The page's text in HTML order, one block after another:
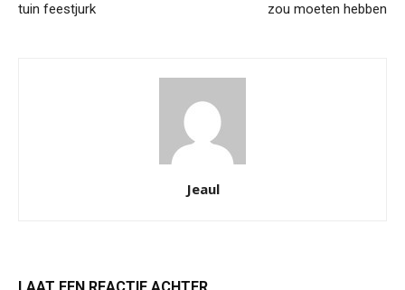
tuin feestjurk
zou moeten hebben
Jeaul